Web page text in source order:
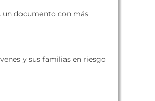
un documento con más
y sus familias en riesgo